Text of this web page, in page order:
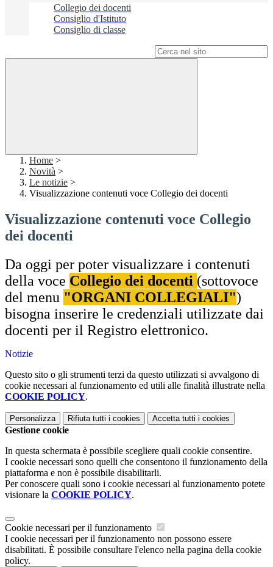
Collegio dei docenti
Consiglio d'Istituto
Consiglio di classe
Home >
Novità >
Le notizie >
Visualizzazione contenuti voce Collegio dei docenti
Visualizzazione contenuti voce Collegio
dei docenti
Da oggi per poter visualizzare i contenuti
della voce Collegio dei docenti (sottovoce
del menu "ORGANI COLLEGIALI")
bisogna inserire le credenziali utilizzate dai
docenti per il Registro elettronico.
Notizie
Questo sito o gli strumenti terzi da questo utilizzati si avvalgono di
cookie necessari al funzionamento ed utili alle finalità illustrate nella
COOKIE POLICY.
Personalizza Rifiuta tutti i cookies Accetta tutti i cookies
Gestione cookie
In questa schermata è possibile scegliere quali cookie consentire.
I cookie necessari sono quelli che consentono il funzionamento della
piattaforma e non è possibile disabilitarli.
Per conoscere quali sono i cookie necessari al funzionamento potete
visionare la COOKIE POLICY.
Cookie necessari per il funzionamento
I cookie necessari per il funzionamento non possono essere
disabilitati. È possibile consultare l'elenco nella pagina della cookie
policy.